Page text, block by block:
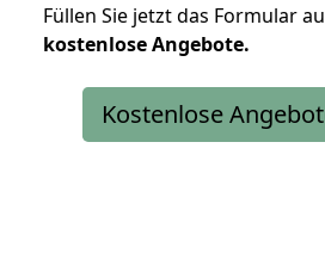
Füllen Sie jetzt das Formular
kostenloseAngebote.
Kostenlose